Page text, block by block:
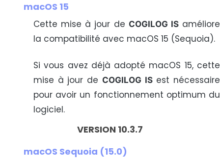
macOS 15
Cette mise à jour de COGILOG ISaméliore
la compatibilité avec macOS 15 (Sequoia).
Si vous avez déjà adopté macOS 15, cette
mise à jour de COGILOG ISest nécessaire
pour avoir un fonctionnement optimum du
logiciel.
VERSION 10.3.7
macOS Sequoia (15.0)